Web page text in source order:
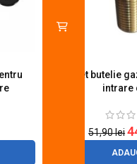
Robinet butelie
intrare
51,90lei